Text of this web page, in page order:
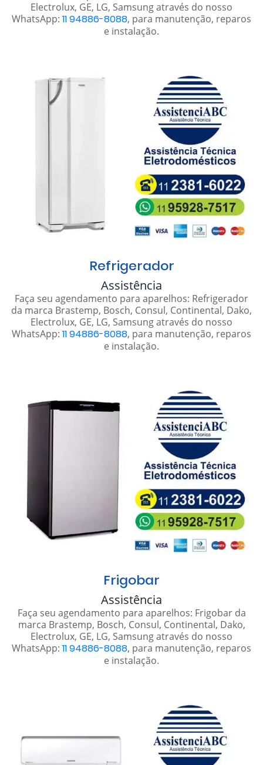
Electrolux, GE, LG, Samsung através do nosso
WhatsApp: 11 94886-8088, para manutenção, reparos
e instalação.
Refrigerador
Assistência
Faça seu agendamento para aparelhos: Refrigerador
da marca Brastemp, Bosch, Consul, Continental, Dako,
Electrolux, GE, LG, Samsung através do nosso
WhatsApp: 11 94886-8088, para manutenção, reparos
e instalação.
Frigobar
Assistência
Faça seu agendamento para aparelhos: Frigobar da
marca Brastemp, Bosch, Consul, Continental, Dako,
Electrolux, GE, LG, Samsung através do nosso
WhatsApp: 11 94886-8088, para manutenção, reparos
e instalação.